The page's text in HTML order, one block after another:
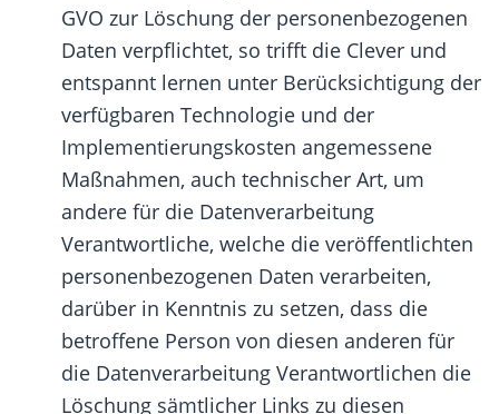
GVO zur Löschung der personenbezogenen
Daten verpflichtet, so trifft die Clever und
entspannt lernen unter Berücksichtigung der
verfügbaren Technologie und der
Implementierungskosten angemessene
Maßnahmen, auch technischer Art, um
andere für die Datenverarbeitung
Verantwortliche, welche die veröffentlichten
personenbezogenen Daten verarbeiten,
darüber in Kenntnis zu setzen, dass die
betroffene Person von diesen anderen für
die Datenverarbeitung Verantwortlichen die
Löschung sämtlicher Links zu diesen